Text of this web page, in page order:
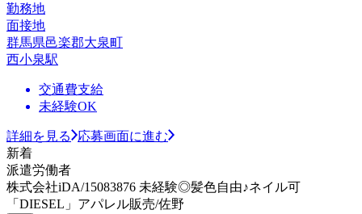
勤務地
面接地
群馬県邑楽郡大泉町
西小泉駅
交通費支給
未経験OK
詳細を見る
応募画面に進む
新着
派遣労働者
株式会社iDA/15083876 未経験◎髪色自由♪ネイル可
「DIESEL」アパレル販売/佐野